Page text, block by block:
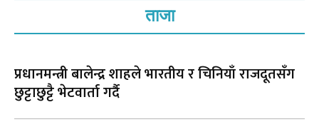
ताजा
प्रधानमन्त्री बालेन्द्र शाहले भारतीय र चिनियाँ राजदूतसँग
छुट्टाछुट्टै भेटवार्ता गर्दै